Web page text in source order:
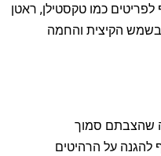
כמו טקסטילן, ראטן
בשמש הקיצית והחמה
שהצבתם סמוך
להגנה על הרהיטים